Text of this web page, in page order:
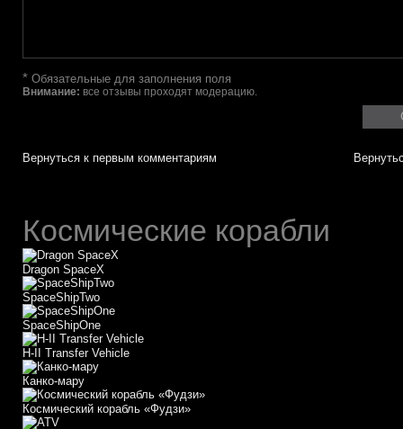
* Обязательные для заполнения поля
Внимание: все отзывы проходят модерацию.
Вернуться к первым комментариям
Космические корабли
Dragon SpaceX
SpaceShipTwo
SpaceShipOne
H-II Transfer Vehicle
Канко-мару
Космический корабль «Фудзи»